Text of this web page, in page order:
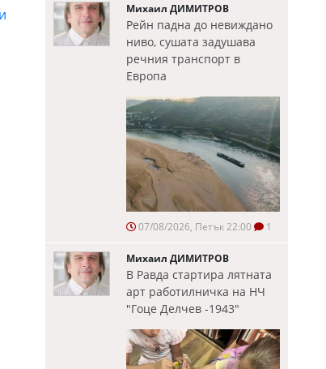
Михаил ДИМИТРОВ
Рейн падна до невиждано
ниво, сушата задушава
речния транспорт в
Европа
07/08/2026, Петък 22:00 1
Михаил ДИМИТРОВ
В Равда стартира лятната
арт работилничка на НЧ
"Гоце Делчев -1943"